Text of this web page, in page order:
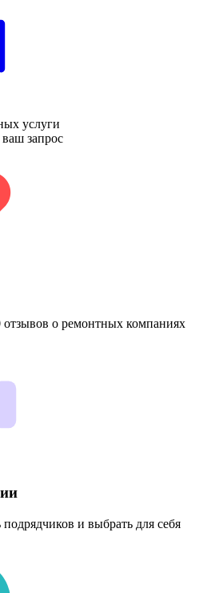
услуги
запрос
отзывов о ремонтных компаниях
и выбрать для себя